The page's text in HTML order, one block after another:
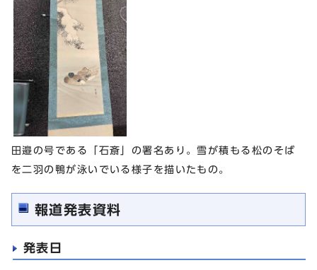
田邉の号である「石斎」の署名あり。雪が積もる松のそば
を二羽の鴨が泳いでいる様子を描いたもの。
報道発表資料
発表日